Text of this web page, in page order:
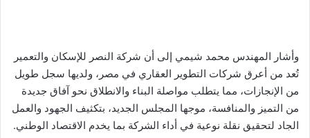
وأشار المهندس محمد شيمي إلى أن شركة النصر للإسكان والتعمير
تُعد من أعرق شركات التطوير العقاري في مصر، ولديها سجل طويل
من الإنجازات، مما يتطلب مواصلة البناء والانطلاق نحو آفاق جديدة
من التميز والمنافسة، موجها المجلس الجديد، بتكثيف الجهود والعمل
الجاد لتحقيق نقلة نوعية في أداء الشركة بما يخدم الاقتصاد الوطني.